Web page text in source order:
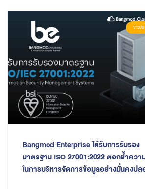
ข่าวป
Bangmod Enterprise ได้รับการรับรอง
มาตรฐาน ISO 27001:2022 ตอกย้ำควา
ในการบริหารจัดการข้อมูลอย่างมั่นคงป